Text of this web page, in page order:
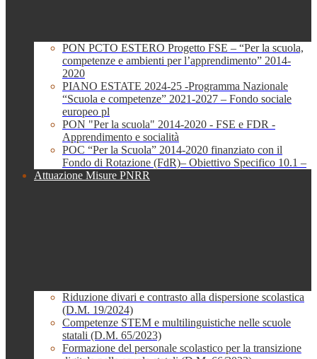
PON PCTO ESTERO Progetto FSE – “Per la scuola,
competenze e ambienti per l’apprendimento” 2014-
2020
PIANO ESTATE 2024-25 -Programma Nazionale
“Scuola e competenze” 2021-2027 – Fondo sociale
europeo pl
PON "Per la scuola" 2014-2020 - FSE e FDR -
Apprendimento e socialità
POC “Per la Scuola” 2014-2020 finanziato con il
Fondo di Rotazione (FdR)– Obiettivo Specifico 10.1 –
Attuazione Misure PNRR
Riduzione divari e contrasto alla dispersione scolastica
(D.M. 19/2024)
Competenze STEM e multilinguistiche nelle scuole
statali (D.M. 65/2023)
Formazione del personale scolastico per la transizione